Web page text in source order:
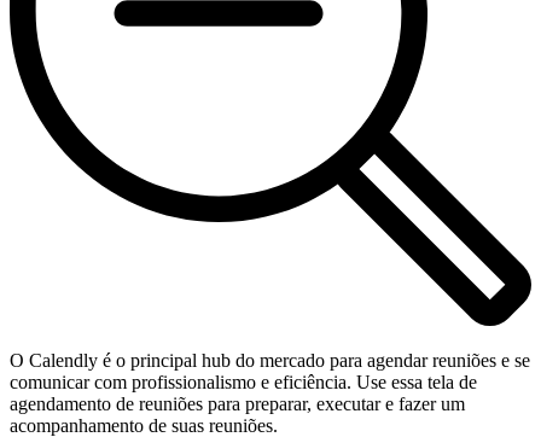
O Calendly é o principal hub do mercado para agendar reuniões e se
comunicar com profissionalismo e eficiência. Use essa tela de
agendamento de reuniões para preparar, executar e fazer um
acompanhamento de suas reuniões.